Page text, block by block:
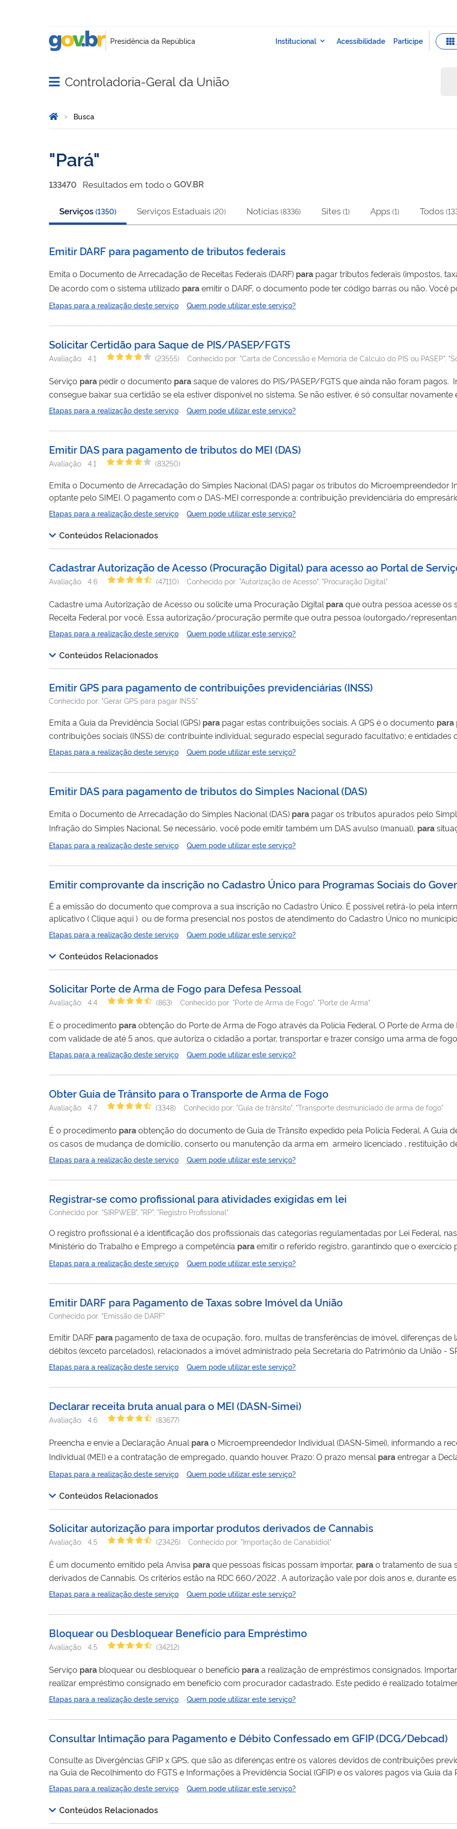
Abrir menu principal de navegação
Controladoria-Geral da União
Você está aqui:
Página Inicial
Busca
Pará
133470 Resultadosem todo o GOV.BR
Serviços (1350) Serviços Estaduais (20) Notícias (8336) Sites (1) Apps (1) Todos (
Emitir DARF para pagamento de tributos federais
Emita o Documento de Arrecadação de Receitas Federais (DARF) para pagar tributos federais (impostos,
De acordo com o sistema utilizado paraemitir o DARF, o documento pode ter código barras ou não. Você
mesmo sem código de barras, em terminais de autoatendimento, páginas ou aplicativos dos bancos na
Etapas para a realização deste serviço Quem pode utilizar este serviço?
Solicitar Certidão para Saque de PIS/PASEP/FGTS
Avaliação: 4.1 (23555) Conhecido por: "Carta de Concessão e Memória de Cálculo do PIS ou PASEP",
Serviço para pedir o documento parasaque de valores do PIS/PASEP/FGTS que ainda não foram pagos. Importante! Você já
consegue baixar sua certidão se ela estiver disponível no sistema. Se não estiver, é só consultar novamente
estará lá. Este pedido é realizado totalmente pela internet, você não precisa ir ao INSS.
Etapas para a realização deste serviço Quem pode utilizar este serviço?
Emitir DAS para pagamento de tributos do MEI (DAS)
Avaliação: 4.1 (83250)
Emita o Documento de Arrecadação do Simples Nacional (DAS) pagar os tributos do Microempreendedor
optante pelo SIMEI. O pagamento com o DAS-MEI corresponde a: contribuição previdenciária do empresário, como contribuinte
individual; R$ 1,00 (um real) de ICMS, caso seja contribuinte desse imposto; e R$ 5,00 (cinco reais) de ISS, caso seja contribuinte
Etapas para a realização deste serviço Quem pode utilizar este serviço?
Conteúdos Relacionados
Cadastrar Autorização de Acesso (Procuração Digital) para acesso ao Portal de
Avaliação: 4.6 (47110) Conhecido por: "Autorização de Acesso", "Procuração Digital"
Cadastre uma Autorização de Acesso ou solicite uma Procuração Digital paraque outra pessoa acesse os
Receita Federal por você. Essa autorização/procuração permite que outra pessoa (outorgado/representante legal) possa
Etapas para a realização deste serviço Quem pode utilizar este serviço?
Conteúdos Relacionados
Emitir GPS para pagamento de contribuições previdenciárias(INSS)
Conhecido por: "Gerar GPS para pagar INSS"
Emita a Guia da Previdência Social (GPS) para pagar estas contribuições sociais. A GPS é o documento para
contribuições sociais (INSS) de: contribuinte individual; segurado especial segurado facultativo; e entidades obrigadas a entrega
de Guia do FGTS e Informações à Previdência Social (GFIP/SEFIP). Consulte os bancos da rede arrecadadora de receitas federais
Consulte os códigos de receita Atenção! Entidades obrigadas a entregar DCTFWeb devem pagar as...
Etapas para a realização deste serviço Quem pode utilizar este serviço?
Emitir DAS para pagamento de tributos do Simples Nacional(DAS)
Emita o Documento de Arrecadação do Simples Nacional (DAS) para pagar os tributos apurados pelo
Infração do Simples Nacional. Se necessário, você pode emitir também um DAS avulso (manual), para
documento pelo PGDAS-D. O pagamento com o DAS compreende: Imposto sobre a Renda da Pessoa Jurídica (IRPJ); Imposto sobre Produtos
Industrializados (IPI); Contribuição Social sobre o Lucro Líquido...
Etapas para a realização deste serviço Quem pode utilizar este serviço?
Emitir comprovante da inscrição no Cadastro Único para Programas Sociais do
É a emissão do documento que comprova a sua inscrição no Cadastro Único. É possível retirá-lo pela internet através
aplicativo ( Clique aqui ) ou de forma presencial nos postos de atendimento do Cadastro Único no município. O Cadastro Único é o registro criado pelo
Governo Federalparaque as famílias brasileiras de baixa renda tenham acesso a diferentes programas sociais. As informações que vêm no
Etapas para a realização deste serviço Quem pode utilizar este serviço?
Conteúdos Relacionados
Solicitar Porte de Arma de Fogo para Defesa Pessoal
Avaliação: 4.4 (863) Conhecido por: "Porte de Arma de Fogo", "Porte de Arma"
É o procedimento paraobtenção do Porte de Arma de Fogo através da Polícia Federal. O Porte de Arma de Fogo é o documento,
com validade de até 5 anos, que autoriza o cidadão a portar, transportar e trazer consigo uma arma de
fora das dependências de sua residência ou local de trabalho. O porte de arma de fogo serve apenas
Etapas para a realização deste serviço Quem pode utilizar este serviço?
Obter Guia de Trânsito para o Transporte de Arma de Fogo
Avaliação: 4.7 (3348) Conhecido por: "Guia de trânsito", "Transporte desmuniciado de arma de fogo"
É o procedimento para obtenção do documento de Guia
os casos de mudança de domicílio, conserto ou manutenção da arma em armeiro licenciado , restituição
treinamento ou outra situação que implique o transporte da arma, com validade temporal e territorial delimitada. Com a
Etapas para a realização deste serviço Quem pode utilizar este serviço?
Registrar-se como profissional para atividades exigidas em lei
Conhecido por: "SIRPWEB", "RP", "Registro Profissional"
O registro profissional é a identificação dos profissionais das categorias regulamentadas por Lei Federal,
Ministério do Trabalho e Emprego a competência paraemitir o referido registro, garantindo que o exercício
maneira estabelecida na Lei. Se você é um profissional de uma delas, você deve utilizar este serviço
Etapas para a realização deste serviço Quem pode utilizar este serviço?
Emitir DARF para Pagamento de Taxas sobre Imóvel da União
Conhecido por: "Emissão de DARF"
Emitir DARF para pagamento de taxa de ocupação, foro, multas de transferências de imóvel, diferenças de
débitos (exceto parcelados), relacionados a imóvel administrado pela Secretaria do Patrimônio da União -
Etapas para a realização deste serviço Quem pode utilizar este serviço?
Declarar receita bruta anual para o MEI (DASN-Simei)
Avaliação: 4.6 (83677)
Preencha e envie a Declaração Anual parao Microempreendedor Individual (DASN-Simei), informando a
Individual (MEI) e a contratação de empregado, quando houver. Prazo: O prazo mensal paraentregar a
Individual (DASN-Simei) é o último dia do mês de maio de cada ano, relativa aos fatos ocorridos no ano-calendário anterior.
desenquadramento do Simei, o empresário deve entregar a DASN-Simei,...
Etapas para a realização deste serviço Quem pode utilizar este serviço?
Conteúdos Relacionados
Solicitar autorização para importar produtos derivados de Cannabis
Avaliação: 4.5 (23426) Conhecido por: "Importação de Canabidiol"
É um documento emitido pela Anvisa paraque pessoas físicas possam importar, parao tratamento de sua
derivados de Cannabis. Os critérios estão na RDC 660/2022 . A autorização vale por dois anos e, durante esse período, os
pacientes ou seus representantes legais podem importar o produto autorizado.
fornece...
Etapas para a realização deste serviço Quem pode utilizar este serviço?
Bloquear ou Desbloquear Benefício para Empréstimo
Avaliação: 4.5 (34212)
Serviço para bloquear ou desbloquear o benefício paraa realização de empréstimos consignados. Importante! Não é possível
realizar empréstimo consignado em benefício com procurador cadastrado. Este pedido é realizado totalmente pela internet, você
não precisa ir ao INSS.
Etapas para a realização deste serviço Quem pode utilizar este serviço?
Consultar Intimação para Pagamento e Débito Confessado em GFIP(DCG/Debcad)
Consulte as Divergências GFIP x GPS, que são as diferenças entre os valores devidos de contribuições
na Guia de Recolhimento do FGTS e Informações à Previdência Social (GFIP) e os valores pagos via Guia da
(GPS). As diferenças podem acontecer por erro no preenchimento da GFIP ou da GPS. Através deste serviço você poderá: Emitir
Etapas para a realização deste serviço Quem pode utilizar este serviço?
Conteúdos Relacionados